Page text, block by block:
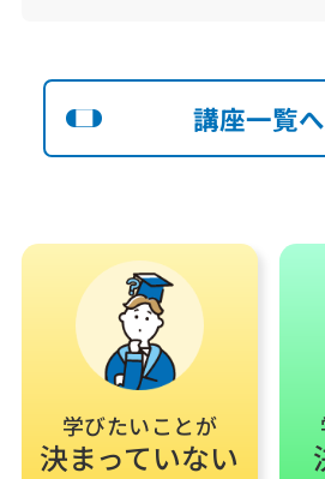
講座一覧
学びたいことが
決まっていない